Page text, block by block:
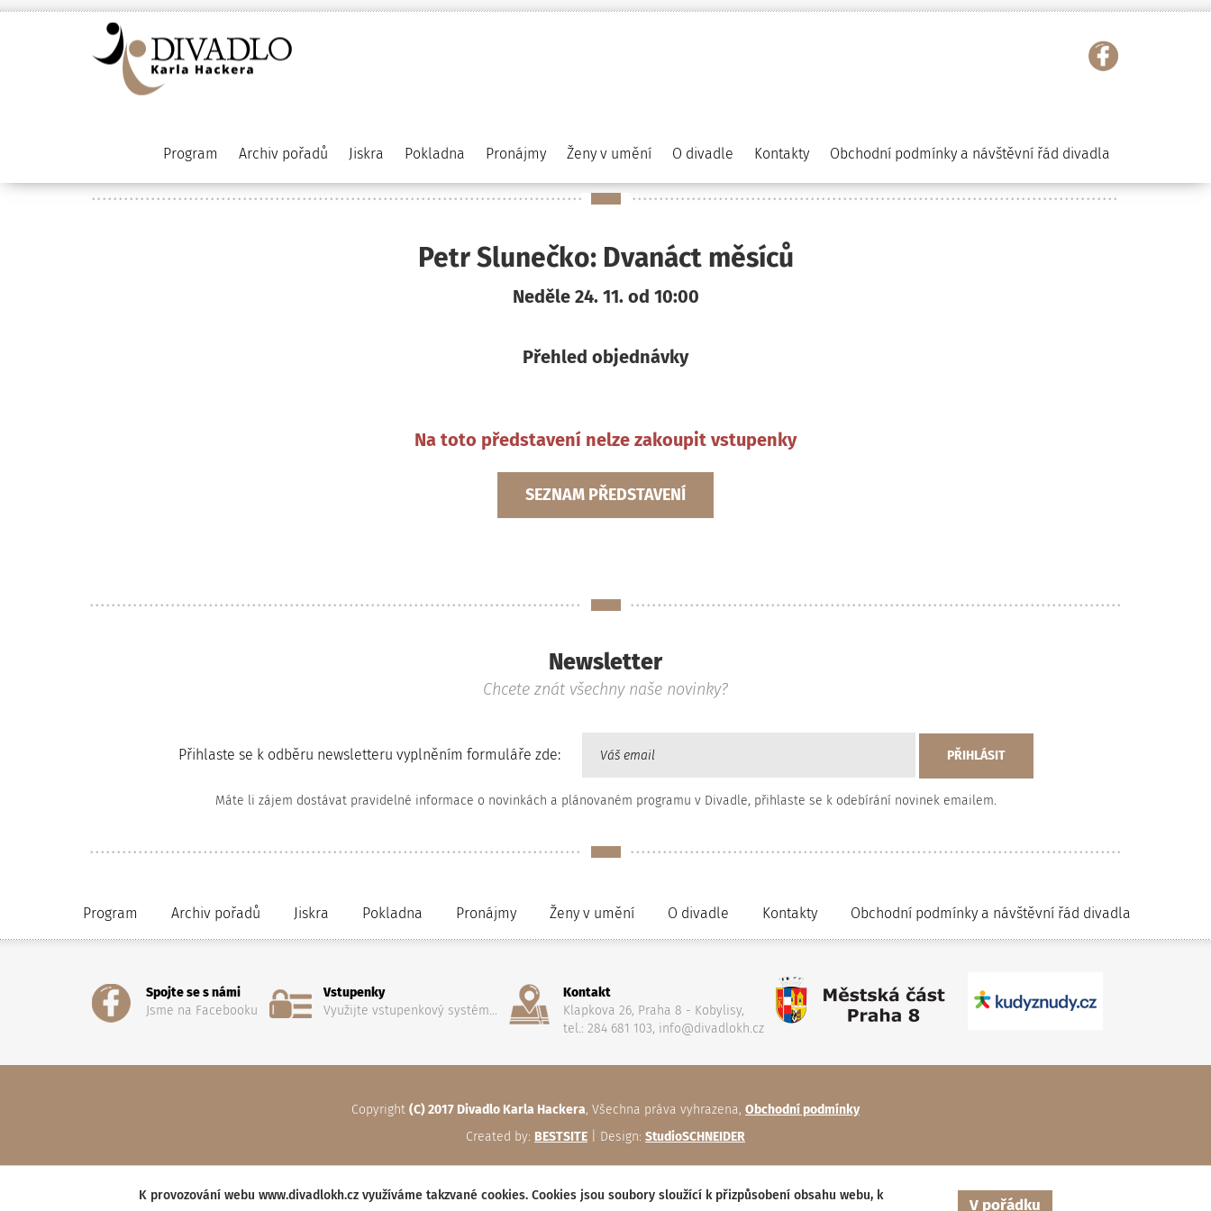
Program Archiv pořadů Jiskra Pokladna Pronájmy Ženy v umění O divadle Kontakty Obchodní podmínky a návštěvní řád divadla
Petr Slunečko: Dvanáct měsíců
Neděle 24. 11. od 10:00
Přehled objednávky
Na toto představení nelze zakoupit vstupenky
SEZNAM PŘEDSTAVENÍ
Newsletter
Chcete znát všechny naše novinky?
Přihlaste se k odběru newsletteru vyplněním formuláře zde:
Máte li zájem dostávat pravidelné informace o novinkách a plánovaném programu v Divadle, přihlaste se k odebírání novinek emailem.
Program Archiv pořadů Jiskra Pokladna Pronájmy Ženy v umění O divadle Kontakty Obchodní podmínky a návštěvní řád divadla
Spojte se s námi
Jsme na Facebooku
Vstupenky
Využijte vstupenkový systém...
Kontakt
Klapkova 26, Praha 8 - Kobylisy,
tel.: 284 681 103, info@divadlokh.cz
Copyright (C) 2017 Divadlo Karla Hackera, Všechna práva vyhrazena, Obchodní podmínky
Created by: BESTSITE | Design: StudioSCHNEIDER
K provozování webu www.divadlokh.cz využíváme takzvané cookies. Cookies jsou soubory sloužící k přizpůsobení obsahu webu, k
V pořádku